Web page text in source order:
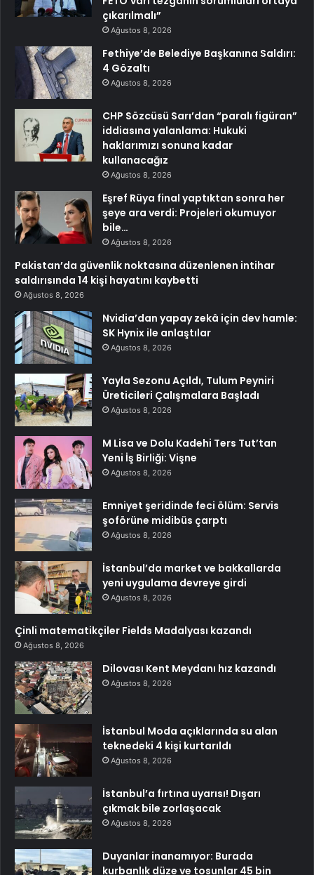
çıkarılmalı”
Ağustos 8, 2026
Fethiye’de Belediye Başkanına Saldırı:
4 Gözaltı
Ağustos 8, 2026
CHP Sözcüsü Sarı’dan “paralı figüran”
iddiasına yalanlama: Hukuki
haklarımızı sonuna kadar
kullanacağız
Ağustos 8, 2026
Eşref Rüya final yaptıktan sonra her
şeye ara verdi: Projeleri okumuyor
bile…
Ağustos 8, 2026
Pakistan’da güvenlik noktasına düzenlenen intihar
saldırısında 14 kişi hayatını kaybetti
Ağustos 8, 2026
Nvidia’dan yapay zekâ için dev hamle:
SK Hynix ile anlaştılar
Ağustos 8, 2026
Yayla Sezonu Açıldı, Tulum Peyniri
Üreticileri Çalışmalara Başladı
Ağustos 8, 2026
M Lisa ve Dolu Kadehi Ters Tut’tan
Yeni İş Birliği: Vişne
Ağustos 8, 2026
Emniyet şeridinde feci ölüm: Servis
şoförüne midibüs çarptı
Ağustos 8, 2026
İstanbul’da market ve bakkallarda
yeni uygulama devreye girdi
Ağustos 8, 2026
Çinli matematikçiler Fields Madalyası kazandı
Ağustos 8, 2026
Dilovası Kent Meydanı hız kazandı
Ağustos 8, 2026
İstanbul Moda açıklarında su alan
teknedeki 4 kişi kurtarıldı
Ağustos 8, 2026
İstanbul’a fırtına uyarısı! Dışarı
çıkmak bile zorlaşacak
Ağustos 8, 2026
Duyanlar inanamıyor: Burada
kurbanlık düze ve tosunlar 45 bin